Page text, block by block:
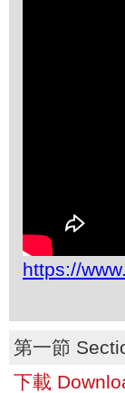
https://
第一節
下載